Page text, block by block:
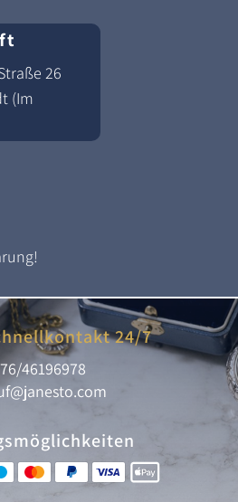
26
(Im
24/7
46196978